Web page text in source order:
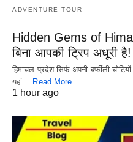
ADVENTURE TOUR
Hidden Gems of
बिना आपकी ट्रिप अधूरी है!
हिमाचल प्रदेश सिर्फ अपनी बर्फीली
यहां…
Read More
1 hour ago